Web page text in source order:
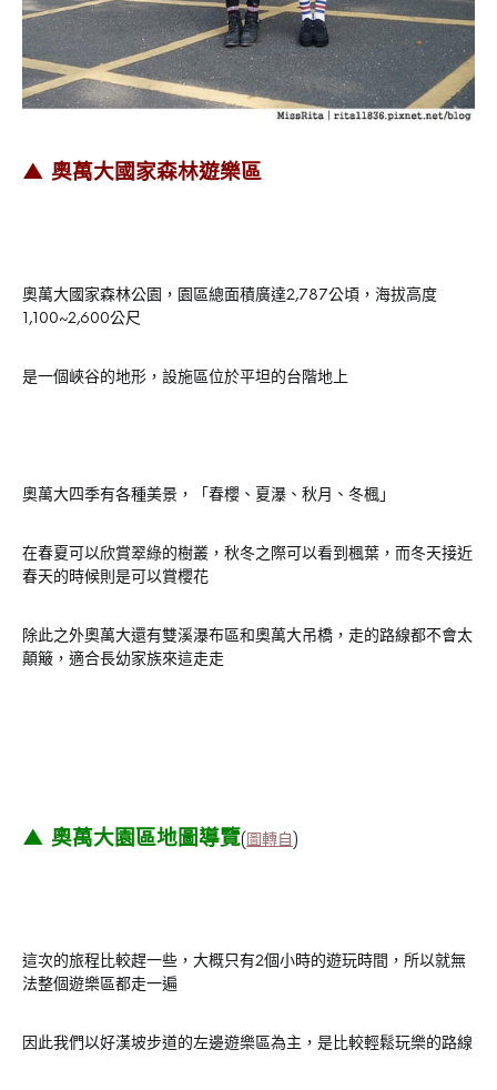
▲ 奧萬大國家森林遊樂區
奧萬大國家森林公園，園區總面積廣達2,787公頃，海拔高度
1,100~2,600公尺
是一個峽谷的地形，設施區位於平坦的台階地上
奧萬大四季有各種美景，「春櫻、夏瀑、秋月、冬楓」
在春夏可以欣賞翠綠的樹叢，秋冬之際可以看到楓葉，而冬天接近
春天的時候則是可以賞櫻花
除此之外奧萬大還有雙溪瀑布區和奧萬大吊橋，走的路線都不會太
顛簸，適合長幼家族來這走走
▲ 奧萬大園區地圖導覽( 圖轉自)
這次的旅程比較趕一些，大概只有2個小時的遊玩時間，所以就無
法整個遊樂區都走一遍
因此我們以好漢坡步道的左邊遊樂區為主，是比較輕鬆玩樂的路線